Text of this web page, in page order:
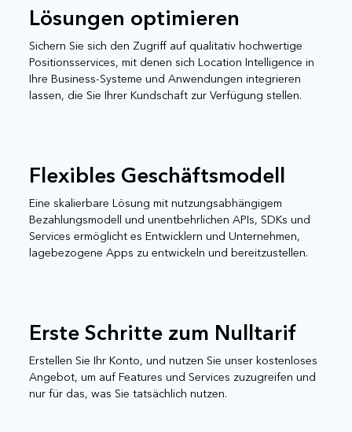
Lösungen optimieren
Sichern Sie sich den Zugriff auf qualitativ hochwertige
Positionsservices, mit denen sich Location Intelligence in
Ihre Business-Systeme und Anwendungen integrieren
lassen, die Sie Ihrer Kundschaft zur Verfügung stellen.
Flexibles Geschäftsmodell
Eine skalierbare Lösung mit nutzungsabhängigem
Bezahlungsmodell und unentbehrlichen APIs, SDKs und
Services ermöglicht es Entwicklern und Unternehmen,
lagebezogene Apps zu entwickeln und bereitzustellen.
Erste Schritte zum Nulltarif
Erstellen Sie Ihr Konto, und nutzen Sie unser kostenloses
Angebot, um auf Features und Services zuzugreifen und
nur für das, was Sie tatsächlich nutzen.